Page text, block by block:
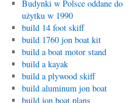
Budynki w Polsce oddane do
użytku w 1990
build 14 foot skiff
build 1760 jon boat kit
build a boat motor stand
build a kayak
build a plywood skiff
build aluminum jon boat
build jon boat plans